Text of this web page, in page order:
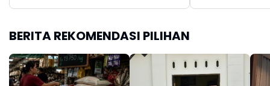
BERITA REKOMENDASI PILIHAN